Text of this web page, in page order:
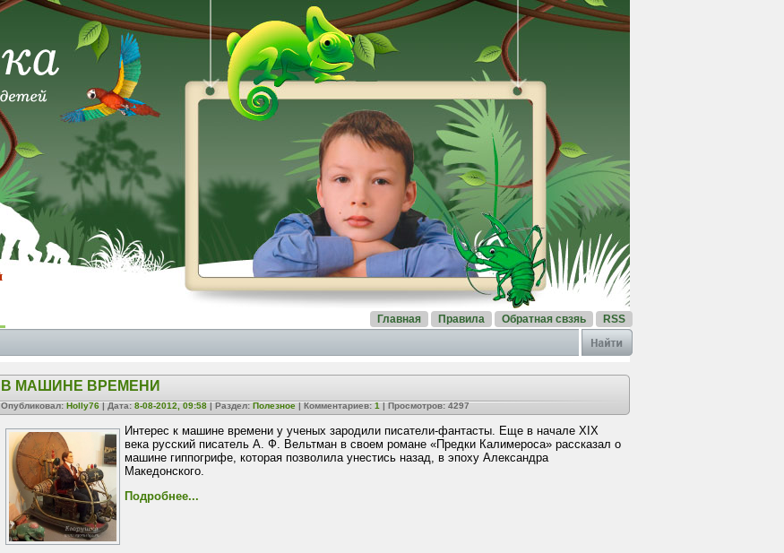
Главная Правила Обратная свзяь RSS
В МАШИНЕ ВРЕМЕНИ
Опубликовал:Holly76| Дата:8-08-2012, 09:58| Раздел:Полезное| Комментариев:1| Просмотров: 4297
Интерес к машине времени у ученых зародили писатели-фантасты. Еще в начале XIX
века русский писатель А. Ф. Вельтман в своем романе «Предки Калимероса» рассказал о
машине гиппогрифе, которая позволила унестись назад, в эпоху Александра
Македонского.
Подробнее...